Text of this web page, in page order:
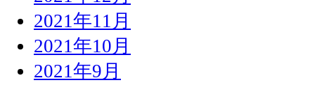
2021年11月
2021年10月
2021年9月